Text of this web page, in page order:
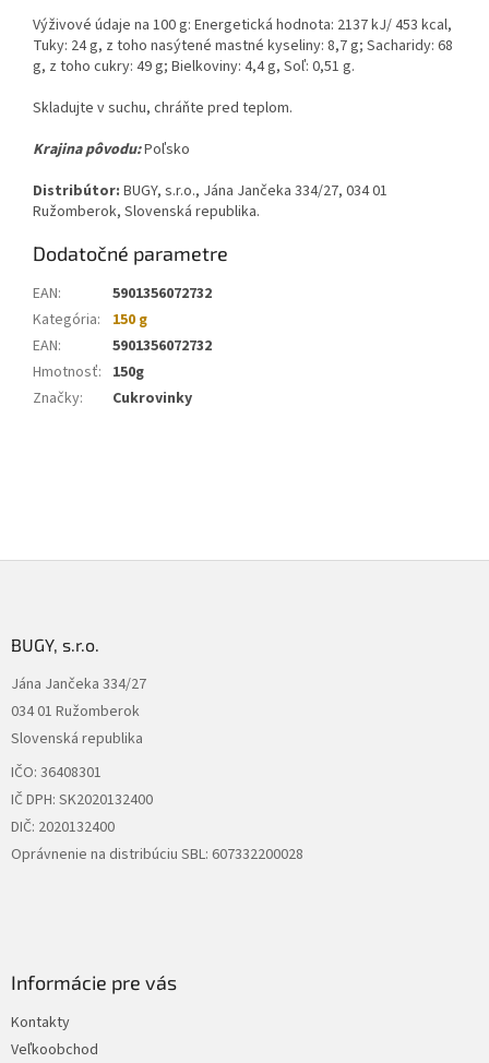
Výživové údaje na 100 g: Energetická hodnota: 2137 kJ/ 453 kcal,
Tuky: 24 g, z toho nasýtené mastné kyseliny: 8,7 g; Sacharidy: 68
g, z toho cukry: 49 g; Bielkoviny: 4,4 g, Soľ: 0,51 g.
Skladujte v suchu, chráňte pred teplom.
Krajina pôvodu:Poľsko
Distribútor: BUGY, s.r.o., Jána Jančeka 334/27, 034 01
Ružomberok, Slovenská republika.
Dodatočné parametre
EAN:
5901356072732
Kategória:
150 g
EAN:
5901356072732
Hmotnosť: 150g
Značky: Cukrovinky
BUGY, s.r.o.
Jána Jančeka 334/27
034 01 Ružomberok
Slovenská republika
IČO: 36408301
IČ DPH: SK2020132400
DIČ: 2020132400
Oprávnenie na distribúciu SBL: 607332200028
Informácie pre vás
Kontakty
Veľkoobchod